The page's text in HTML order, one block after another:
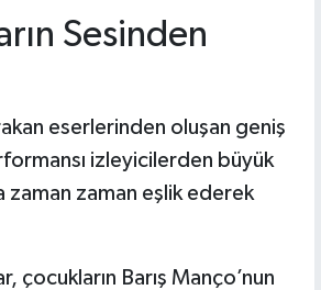
Sesinden
eserlerinden oluşan geniş
izleyicilerden büyük
zaman zaman eşlik ederek
çocukların Barış Manço’nun